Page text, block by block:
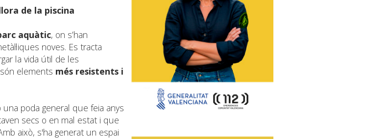
de la piscina
aquàtic, on s’han
noves. Es tracta
la vida útil de les
elements més resistents i
una poda general que feia anys
secs o en mal estat i que
això, s'ha generat un espai